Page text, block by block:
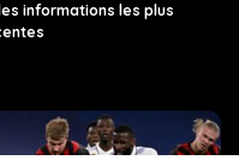
informations les plus